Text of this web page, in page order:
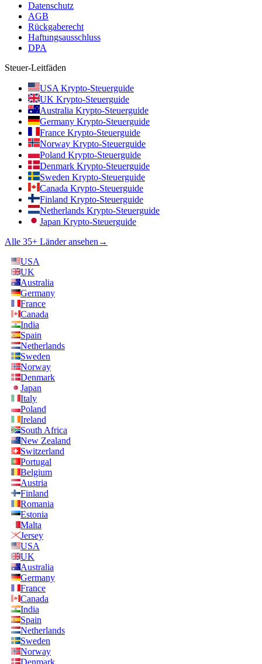
Datenschutz
AGB
Rückgaberecht
Haftungsausschluss
DPA
Steuer-Leitfäden
USA Krypto-Steuerguide
UK Krypto-Steuerguide
Australia Krypto-Steuerguide
Germany Krypto-Steuerguide
France Krypto-Steuerguide
Norway Krypto-Steuerguide
Poland Krypto-Steuerguide
Denmark Krypto-Steuerguide
Sweden Krypto-Steuerguide
Canada Krypto-Steuerguide
Finland Krypto-Steuerguide
Netherlands Krypto-Steuerguide
Japan Krypto-Steuerguide
Alle 35+ Länder ansehen →
USA
UK
Australia
Germany
France
Canada
India
Spain
Netherlands
Sweden
Norway
Denmark
Japan
Italy
Poland
Ireland
South Africa
New Zealand
Switzerland
Portugal
Belgium
Austria
Finland
Romania
Estonia
Malta
Jersey
USA
UK
Australia
Germany
France
Canada
India
Spain
Netherlands
Sweden
Norway